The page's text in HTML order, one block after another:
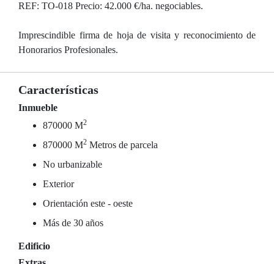
REF: TO-018 Precio: 42.000 €/ha. negociables.
Imprescindible firma de hoja de visita y reconocimiento de
Honorarios Profesionales.
Características
Inmueble
870000 M2
870000 M2 Metros de parcela
No urbanizable
Exterior
Orientación este - oeste
Más de 30 años
Edificio